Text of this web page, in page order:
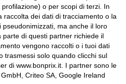
o per scopi di terzi. In
raccolta dei dati di tracciamento o la
ma anche il loro
di questi partner richiede il
vengono raccolti o i tuoi dati
trasmessi solo quando clicchi sul
di www.bonprix.it. I partner sono le
Criteo SA, Google Ireland